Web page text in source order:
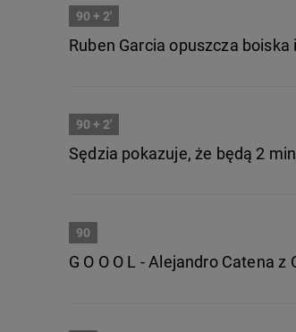
90 + 2'
Ruben Garcia opuszcza
90 + 2'
Sędzia pokazuje, że będą 2
90
G O O O L - Alejandro Catena